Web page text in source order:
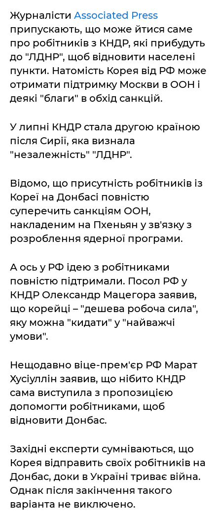
Журналісти Associated Press
припускають, що може йтися саме
про робітників з КНДР, які прибудуть
до "ЛДНР", щоб відновити населені
пункти. Натомість Корея від РФ може
отримати підтримку Москви в ООН і
деякі "благи" в обхід санкцій.
У липні КНДР стала другою країною
після Сирії, яка визнала
"незалежність" "ЛДНР".
Відомо, що присутність робітників із
Кореї на Донбасі повністю
суперечить санкціям ООН,
накладеним на Пхеньян у зв'язку з
розроблення ядерної програми.
А ось у РФ ідею з робітниками
повністю підтримали. Посол РФ у
КНДР Олександр Мацегора заявив,
що корейці – "дешева робоча сила",
яку можна "кидати" у "найважчі
умови".
Нещодавно віце-прем'єр РФ Марат
Хусіуллін заявив, що нібито КНДР
сама виступила з пропозицією
допомогти робітниками, щоб
відновити Донбас.
Західні експерти сумніваються, що
Корея відправить своїх робітників на
Донбас, доки в Україні триває війна.
Однак після закінчення такого
варіанта не виключено.